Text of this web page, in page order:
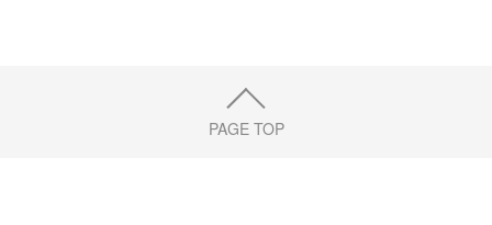
PAGE TOP